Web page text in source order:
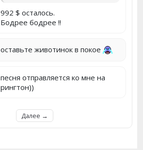
992 $ осталось.
Бодрее бодрее !!
оставьте животинок в покое
песня отправляется ко мне на
рингтон))
Далее →